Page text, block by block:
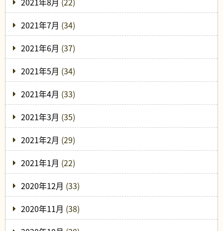
2021年7月 (34)
2021年6月 (37)
2021年5月 (34)
2021年4月 (33)
2021年3月 (35)
2021年2月 (29)
2021年1月 (22)
2020年12月 (33)
2020年11月 (38)